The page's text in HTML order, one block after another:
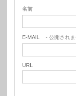
名前
E-MAIL - 公開され
URL